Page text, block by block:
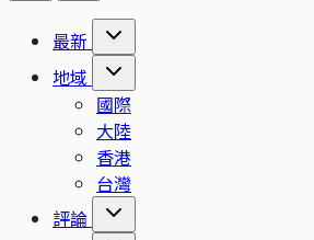
最新
地域
國際
大陸
香港
台灣
評論